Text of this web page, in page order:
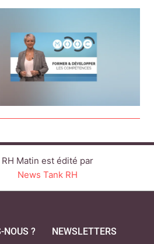
RH Matin est édité par
News Tank RH
NOUS ? NEWSLETTERS